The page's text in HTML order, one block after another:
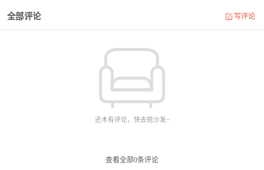
全部评论 写评论
还木有评论，快去抢沙发~
查看全部0条评论